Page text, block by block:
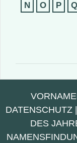
N O P Q
DATENSCHUTZ
DES